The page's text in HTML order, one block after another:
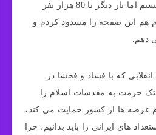
من یک بار این صفحه را بستم اما بار دیگر با 80 هزار نفر
هم این صفحه را مسدود کردم و
دهم.
که با فساد و فحشا در
حرمت به مقدسات اسلام را
عرصه ها از کشور حمایت می کند،
های ایرانی را باید بدانیم، چرا